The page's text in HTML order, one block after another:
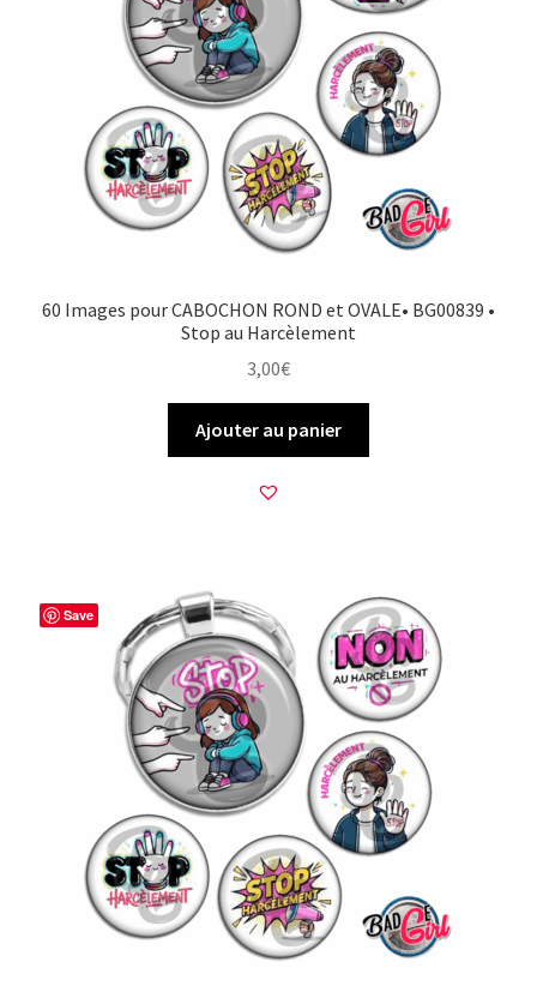
60 Images pour CABOCHON ROND et OVALE• BG00839 •
Stop au Harcèlement
3,00€
Ajouter au panier
Save